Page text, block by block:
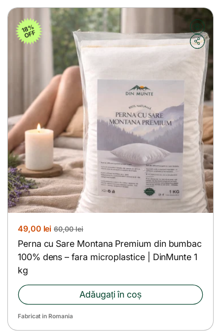
18%
OFF
P
r
e
r
e
d
49,00 lei
P
r
e
o
b
i
60,00 lei
Perna cu Sare Montana Premium din bumbac
100% dens – fara microplastice | DinMunte 1
kg
Adăugați în coș
Fabricat in Romania